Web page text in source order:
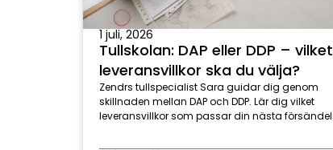
1 juli, 2026
Tullskolan: DAP eller DDP – vilket
leveransvillkor ska du välja?
Zendrs tullspecialist Sara guidar dig genom
skillnaden mellan DAP och DDP. Lär dig vilket
leveransvillkor som passar din nästa